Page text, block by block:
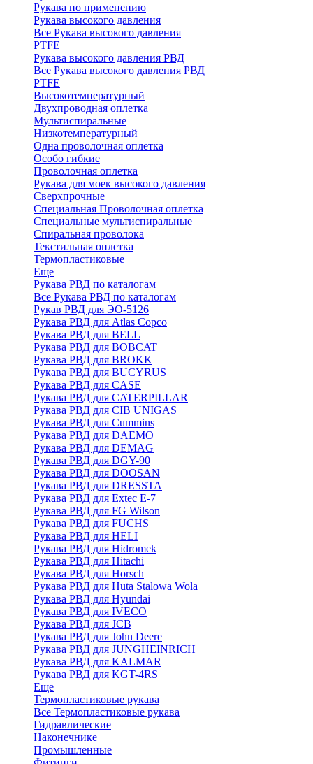
Рукава по применению
Рукава высокого давления
Все Рукава высокого давления
PTFE
Рукава высокого давления РВД
Все Рукава высокого давления РВД
PTFE
Высокотемпературный
Двухпроводная оплетка
Мультиспиральные
Низкотемпературный
Одна проволочная оплетка
Особо гибкие
Проволочная оплетка
Рукава для моек высокого давления
Сверхпрочные
Специальная Проволочная оплетка
Специальные мультиспиральные
Спиральная проволока
Текстильная оплетка
Термопластиковые
Еще
Рукава РВД по каталогам
Все Рукава РВД по каталогам
Рукав РВД для ЭО-5126
Рукава РВД для Atlas Copco
Рукава РВД для BELL
Рукава РВД для BOBCAT
Рукава РВД для BROKK
Рукава РВД для BUCYRUS
Рукава РВД для CASE
Рукава РВД для CATERPILLAR
Рукава РВД для CIB UNIGAS
Рукава РВД для Cummins
Рукава РВД для DAEMO
Рукава РВД для DEMAG
Рукава РВД для DGY-90
Рукава РВД для DOOSAN
Рукава РВД для DRESSTA
Рукава РВД для Extec E-7
Рукава РВД для FG Wilson
Рукава РВД для FUCHS
Рукава РВД для HELI
Рукава РВД для Hidromek
Рукава РВД для Hitachi
Рукава РВД для Horsch
Рукава РВД для Huta Stalowa Wola
Рукава РВД для Hyundai
Рукава РВД для IVECO
Рукава РВД для JCB
Рукава РВД для John Deere
Рукава РВД для JUNGHEINRICH
Рукава РВД для KALMAR
Рукава РВД для KGT-4RS
Еще
Термопластиковые рукава
Все Термопластиковые рукава
Гидравлические
Наконечнике
Промышленные